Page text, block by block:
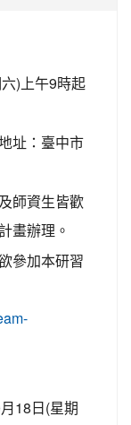
)上午9時起
址：臺中市
師資生皆歡
畫辦理。
參加本研習
18日(星期